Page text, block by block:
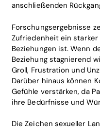
anschließenden
Forschungsergebnisse
Zufriedenheit ein
Beziehungen ist. Wenn
Beziehung stagnierend
Groll, Frustration und
Darüber hinaus können
Gefühle verstärken, da
ihre Bedürfnisse und
Die Zeichen sexueller